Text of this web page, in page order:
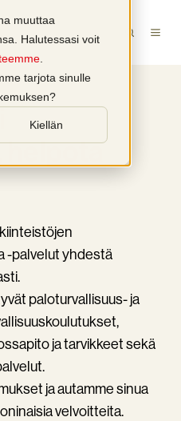
muuttaa
Halutessasi voit
tarjota sinulle
Kiellän
helpota
-palvelut yhdestä
paloturvallisuus- ja
ja tarvikkeet sekä
ja autamme sinua
velvoitteita.